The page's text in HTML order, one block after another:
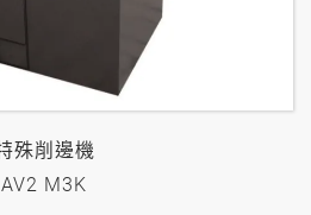
殊削邊機
AV2 M3K